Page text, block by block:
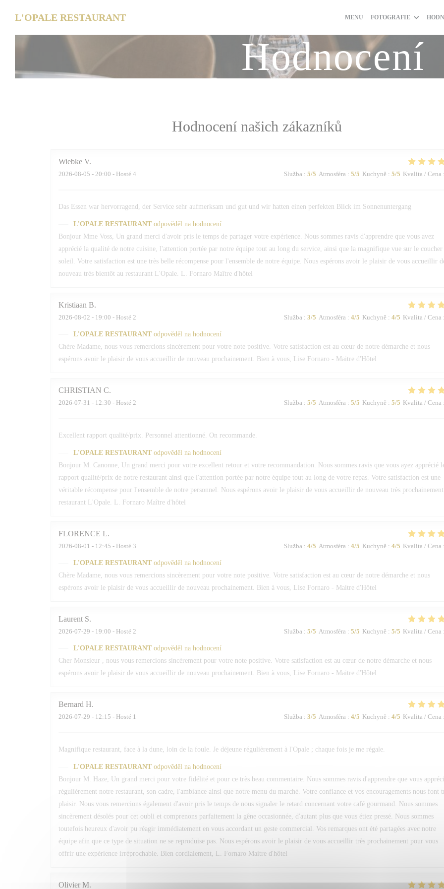
L'OPALE RESTAURANT MENU FOTOGRAFIE
Hodnocení
Hodnocení našich zákazníků
Wiebke V
2026-08-05 - 20:00 - Hosté 4 Služba : 5/5 Atmosféra : 5/5 Kuchyně : 5/5 Kvalita / Cena :
Das Essen war hervorragend, der Service sehr aufmerksam und gut und wir hatten einen perfekten Blick im Sonnenuntergang
L'OPALE RESTAURANT odpověděl na hodnocení
Bonjour Mme Voss, Un grand merci d'avoir pris le temps de partager votre expérience. Nous sommes ravis d'apprendre que vous avez
apprécié la qualité de notre cuisine, l'attention portée par notre équipe tout au long du service, ainsi que la magnifique vue sur le coucher
soleil. Votre satisfaction est une très belle récompense pour l'ensemble de notre équipe. Nous espérons avoir le plaisir de vous accueillir
nouveau très bientôt au restaurant L'Opale. L. Fornaro Maître d'hôtel
Kristiaan B
2026-08-02 - 19:00 - Hosté 2 Služba : 3/5 Atmosféra : 4/5 Kuchyně : 4/5 Kvalita / Cena :
L'OPALE RESTAURANT odpověděl na hodnocení
Chère Madame, nous vous remercions sincèrement pour votre note positive. Votre satisfaction est au cœur de notre démarche et nous
espérons avoir le plaisir de vous accueillir de nouveau prochainement. Bien à vous, Lise Fornaro - Maitre d'Hôtel
CHRISTIAN C
2026-07-31 - 12:30 - Hosté 2 Služba : 5/5 Atmosféra : 5/5 Kuchyně : 5/5 Kvalita / Cena :
Excellent rapport qualité/prix. Personnel attentionné. On recommande.
L'OPALE RESTAURANT odpověděl na hodnocení
Bonjour M. Canonne, Un grand merci pour votre excellent retour et votre recommandation. Nous sommes ravis que vous ayez apprécié
rapport qualité/prix de notre restaurant ainsi que l'attention portée par notre équipe tout au long de votre repas. Votre satisfaction est une
véritable récompense pour l'ensemble de notre personnel. Nous espérons avoir le plaisir de vous accueillir de nouveau très prochainement
restaurant L'Opale. L. Fornaro Maître d'hôtel
FLORENCE L
2026-08-01 - 12:45 - Hosté 3 Služba : 4/5 Atmosféra : 4/5 Kuchyně : 4/5 Kvalita / Cena :
L'OPALE RESTAURANT odpověděl na hodnocení
Chère Madame, nous vous remercions sincèrement pour votre note positive. Votre satisfaction est au cœur de notre démarche et nous
espérons avoir le plaisir de vous accueillir de nouveau prochainement. Bien à vous, Lise Fornaro - Maitre d'Hôtel
Laurent S
2026-07-29 - 19:00 - Hosté 2 Služba : 5/5 Atmosféra : 5/5 Kuchyně : 5/5 Kvalita / Cena :
L'OPALE RESTAURANT odpověděl na hodnocení
Cher Monsieur , nous vous remercions sincèrement pour votre note positive. Votre satisfaction est au cœur de notre démarche et nous
espérons avoir le plaisir de vous accueillir de nouveau prochainement. Bien à vous, Lise Fornaro - Maitre d'Hôtel
Bernard H
2026-07-29 - 12:15 - Hosté 1 Služba : 3/5 Atmosféra : 4/5 Kuchyně : 4/5 Kvalita / Cena :
Magnifique restaurant, face à la dune, loin de la foule. Je déjeune régulièrement à l'Opale ; chaque fois je me régale.
L'OPALE RESTAURANT odpověděl na hodnocení
Bonjour M. Haze, Un grand merci pour votre fidélité et pour ce très beau commentaire. Nous sommes ravis d'apprendre que vous
régulièrement notre restaurant, son cadre, l'ambiance ainsi que notre menu du marché. Votre confiance et vos encouragements nous font
plaisir. Nous vous remercions également d'avoir pris le temps de nous signaler le retard concernant votre café gourmand. Nous sommes
sincèrement désolés pour cet oubli et comprenons parfaitement la gêne occasionnée, d'autant plus que vous étiez pressé. Nous sommes
toutefois heureux d'avoir pu réagir immédiatement en vous accordant un geste commercial. Vos remarques ont été partagées avec notre
équipe afin que ce type de situation ne se reproduise pas. Nous espérons avoir le plaisir de vous accueillir très prochainement pour vous
offrir une expérience irréprochable. Bien cordialement, L. Fornaro Maitre d'hôtel
Olivier M